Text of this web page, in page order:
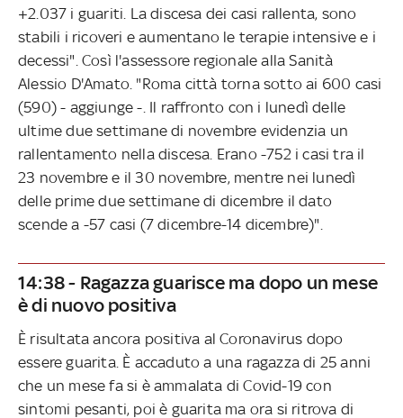
+2.037 i guariti. La discesa dei casi rallenta, sono
stabili i ricoveri e aumentano le terapie intensive e i
decessi". Così l'assessore regionale alla Sanità
Alessio D'Amato. "Roma città torna sotto ai 600 casi
(590) - aggiunge -. Il raffronto con i lunedì delle
ultime due settimane di novembre evidenzia un
rallentamento nella discesa. Erano -752 i casi tra il
23 novembre e il 30 novembre, mentre nei lunedì
delle prime due settimane di dicembre il dato
scende a -57 casi (7 dicembre-14 dicembre)".
14:38 - Ragazza guarisce ma dopo un mese
è di nuovo positiva
È risultata ancora positiva al Coronavirus dopo
essere guarita. È accaduto a una ragazza di 25 anni
che un mese fa si è ammalata di Covid-19 con
sintomi pesanti, poi è guarita ma ora si ritrova di